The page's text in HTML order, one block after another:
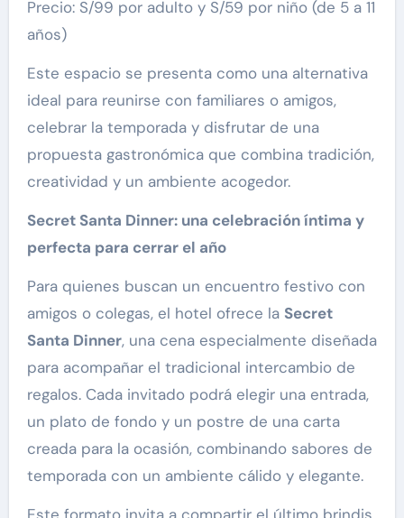
Precio: S/99 por adulto y S/59 por niño (de 5 a 11
años)
Este espacio se presenta como una alternativa
ideal para reunirse con familiares o amigos,
celebrar la temporada y disfrutar de una
propuesta gastronómica que combina tradición,
creatividad y un ambiente acogedor.
Secret Santa Dinner: una celebración íntima y
perfecta para cerrar el año
Para quienes buscan un encuentro festivo con
amigos o colegas, el hotel ofrece la Secret
Santa Dinner, una cena especialmente diseñada
para acompañar el tradicional intercambio de
regalos. Cada invitado podrá elegir una entrada,
un plato de fondo y un postre de una carta
creada para la ocasión, combinando sabores de
temporada con un ambiente cálido y elegante.